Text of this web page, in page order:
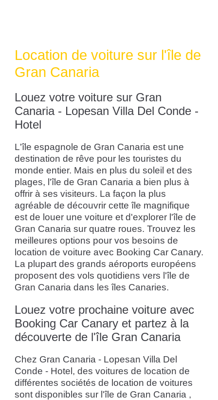
Location de voiture sur l'île de
Gran Canaria
Louez votre voiture sur Gran
Canaria - Lopesan Villa Del Conde -
Hotel
L'île espagnole de Gran Canaria est une
destination de rêve pour les touristes du
monde entier. Mais en plus du soleil et des
plages, l'île de Gran Canaria a bien plus à
offrir à ses visiteurs. La façon la plus
agréable de découvrir cette île magnifique
est de louer une voiture et d'explorer l'île de
Gran Canaria sur quatre roues. Trouvez les
meilleures options pour vos besoins de
location de voiture avec Booking Car Canary.
La plupart des grands aéroports européens
proposent des vols quotidiens vers l'île de
Gran Canaria dans les îles Canaries.
Louez votre prochaine voiture avec
Booking Car Canary et partez à la
découverte de l'île Gran Canaria
Chez Gran Canaria - Lopesan Villa Del
Conde - Hotel, des voitures de location de
différentes sociétés de location de voitures
sont disponibles sur l'île de Gran Canaria ,